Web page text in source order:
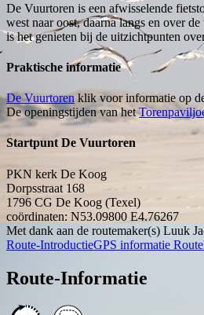
De Vuurtoren is een afwisselende
west naar oost, daarna langs en over
is het genieten bij de uitzichtpunten
Praktische informatie
De Vuurtoren klik voor informatie op
De openingstijden van het
Startpunt De Vuurtoren
PKN kerk De Koog
Dorpsstraat 168
1796 CG De Koog (Texel)
coördinaten: N53.09800 E4.76267
Met dank aan de routemaker(s) Luuk
Route-IntroductieGPS informatie
Route-Informatie